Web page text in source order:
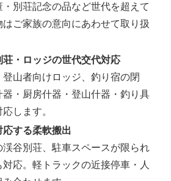
別荘記念の品など世代を超えて
ご家族の意向にあわせて取り扱
荘・ロッジの世代交代対応
山者向けロッジ、釣り宿の閉
・厨房什器・登山什器・釣り具
します。
する柔軟搬出
谷別荘、駐車スペースが限られ
応。軽トラックの近接停車・人